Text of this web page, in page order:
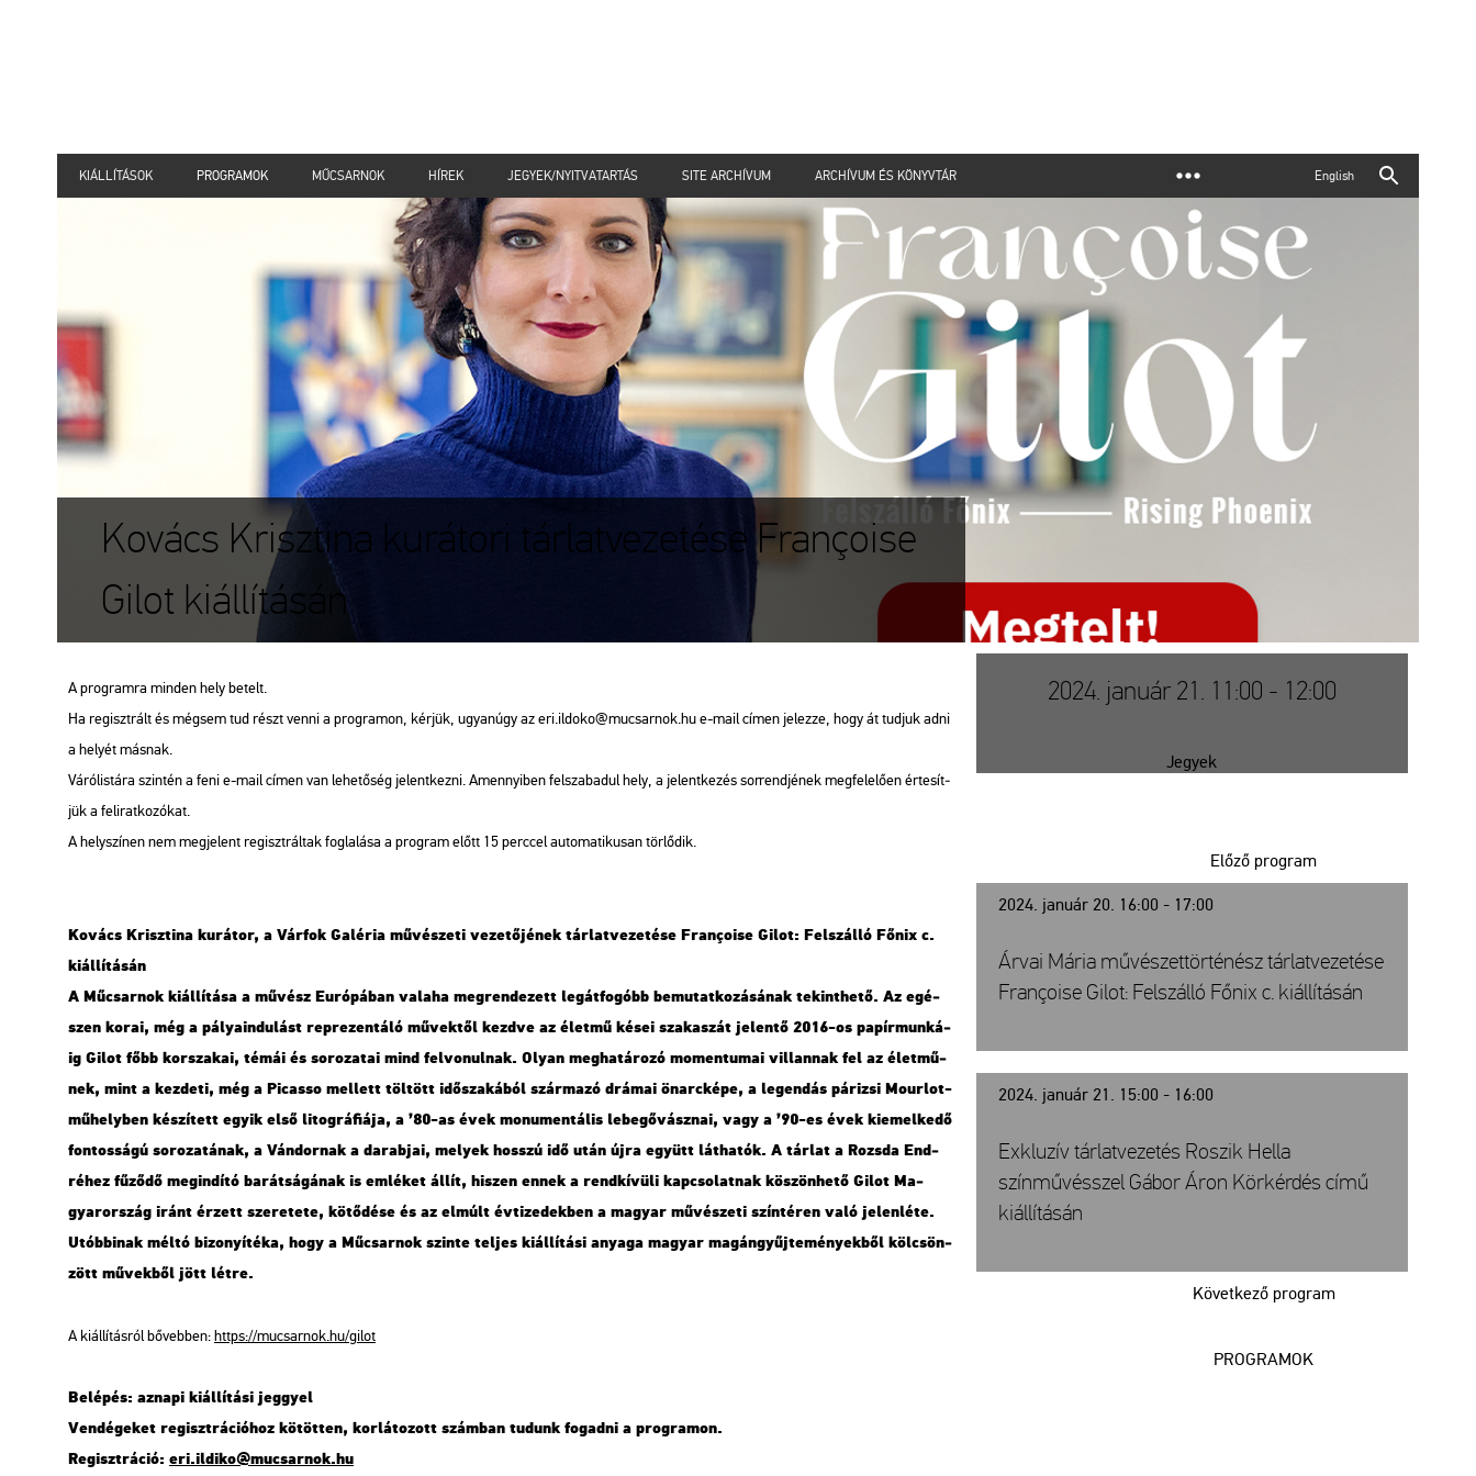
KIÁLLÍTÁSOK PROGRAMOK MŰCSARNOK HÍREK JEGYEK/NYITVATARTÁS SITE ARCHÍVUM ARCHÍVUM ÉS KÖNYVTÁR English
Kovács Krisztina kurátori tárlatvezetése Françoise
Gilot kiállításán
A prog­ram­ra min­den hely be­telt.
Ha re­giszt­rált és még­sem tud részt venni a prog­ra­mon, kér­jük, ugyan­úgy az eri.​il­do­ko@​mu­csar­nok.​hu e-mail címen je­lez­ze, hogy át tud­juk adni
a he­lyét más­nak.
Vá­ró­lis­tá­ra szin­tén a feni e-mail címen van le­he­tő­ség je­lent­kez­ni. Amennyi­ben fel­sza­ba­dul hely, a je­lent­ke­zés sor­rend­jé­nek meg­fe­le­lő­en ér­te­sít­
jük a fel­irat­ko­zó­kat.
A hely­szí­nen nem meg­je­lent re­giszt­rál­tak fog­la­lá­sa a prog­ram előtt 15 perc­cel au­to­ma­ti­ku­san tör­lő­dik.
Ko­vács Krisz­ti­na ku­rá­tor, a Vár­fok Ga­lé­ria mű­vé­sze­ti ve­ze­tő­jé­nek tár­lat­ve­ze­té­se Françoise Gilot: Fel­szál­ló Főnix c.
ki­ál­lí­tá­sán
A Mű­csar­nok ki­ál­lí­tá­sa a mű­vész Eu­ró­pá­ban va­la­ha meg­ren­de­zett leg­át­fo­góbb be­mu­tat­ko­zá­sá­nak te­kint­he­tő. Az egé­
szen korai, még a pá­lya­in­du­lást rep­re­zen­tá­ló mű­vek­től kezd­ve az élet­mű kései sza­ka­szát je­len­tő 2016-os pa­pír­mun­ká­
ig Gilot főbb kor­sza­kai, témái és so­ro­za­tai mind fel­vo­nul­nak. Olyan meg­ha­tá­ro­zó mo­men­tu­mai vil­lan­nak fel az élet­mű­
nek, mint a kez­de­ti, még a Pi­cas­so mel­lett töl­tött idő­sza­ká­ból szár­ma­zó drá­mai ön­arc­ké­pe, a le­gen­dás pá­ri­zsi Mo­ur­lot-
mű­hely­ben ké­szí­tett egyik első li­tog­rá­fi­á­ja, a ’80-as évek mo­nu­men­tá­lis le­be­gő­vász­nai, vagy a ’90-es évek ki­emel­ke­dő
fon­tos­sá­gú so­ro­za­tá­nak, a Ván­dor­nak a da­rab­jai, me­lyek hosszú idő után újra együtt lát­ha­tók. A tár­lat a Rozs­da End­
ré­hez fű­ző­dő meg­in­dí­tó ba­rát­sá­gá­nak is em­lé­ket állít, hi­szen ennek a rend­kí­vü­li kap­cso­lat­nak kö­szön­he­tő Gilot Ma­
gyar­or­szág iránt ér­zett sze­re­te­te, kö­tő­dé­se és az el­múlt év­ti­ze­dek­ben a ma­gyar mű­vé­sze­ti szín­té­ren való je­len­lé­te.
Utób­bi­nak méltó bi­zo­nyí­té­ka, hogy a Mű­csar­nok szin­te tel­jes ki­ál­lí­tá­si anya­ga ma­gyar ma­gán­gyűj­te­mé­nyek­ből köl­csön­
zött mű­vek­ből jött létre.
A ki­ál­lí­tás­ról bő­veb­ben:https://​mu­csar­nok.​hu/​gilot
Be­lé­pés: az­na­pi ki­ál­lí­tá­si jeggyel
Ven­dé­ge­ket re­giszt­rá­ci­ó­hoz kö­töt­ten, kor­lá­to­zott szám­ban tu­dunk fo­gad­ni a prog­ra­mon.
Re­giszt­rá­ció: eri.​il­di­ko@​mu­csar­nok.​hu
2024. január 21. 11:00 - 12:00
Jegyek
2024. január 20. 16:00 - 17:00
Előző program
Árvai Mária művészettörténész tárlatvezetése
Françoise Gilot: Felszálló Főnix c. kiállításán
2024. január 21. 15:00 - 16:00
Következő program
Exkluzív tárlatvezetés Roszik Hella
színművésszel Gábor Áron Körkérdés című
kiállításán
PROGRAMOK